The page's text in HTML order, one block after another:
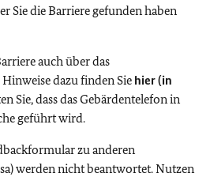
Sie die Barriere gefunden haben
auch über das
dazu finden Sie hier (in
Sie, dass das Gebärdentelefon in
geführt wird.
zu anderen
werden nicht beantwortet. Nutzen